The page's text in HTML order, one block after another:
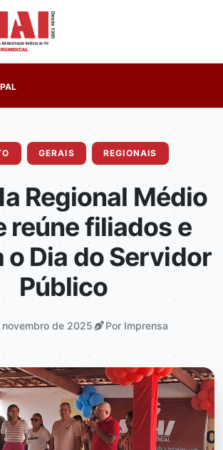
GERAIS REGIONAIS
Regional Médio
reúne filiados e
o Dia do Servidor
Público
de 2025 Por Imprensa